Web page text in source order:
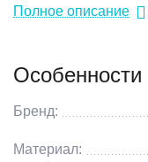
инструкцией
Цвет: черный
Материал: 94%
Полное описание
Особенности
Бренд:
Материал: